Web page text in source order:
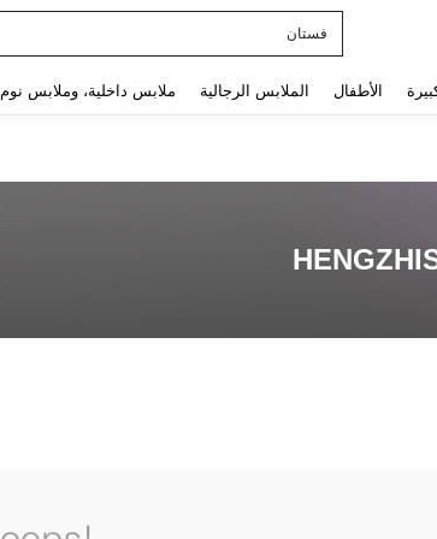
فستان
الأطفال الملابس الرجالية ملابس داخلية، وملابس نوم